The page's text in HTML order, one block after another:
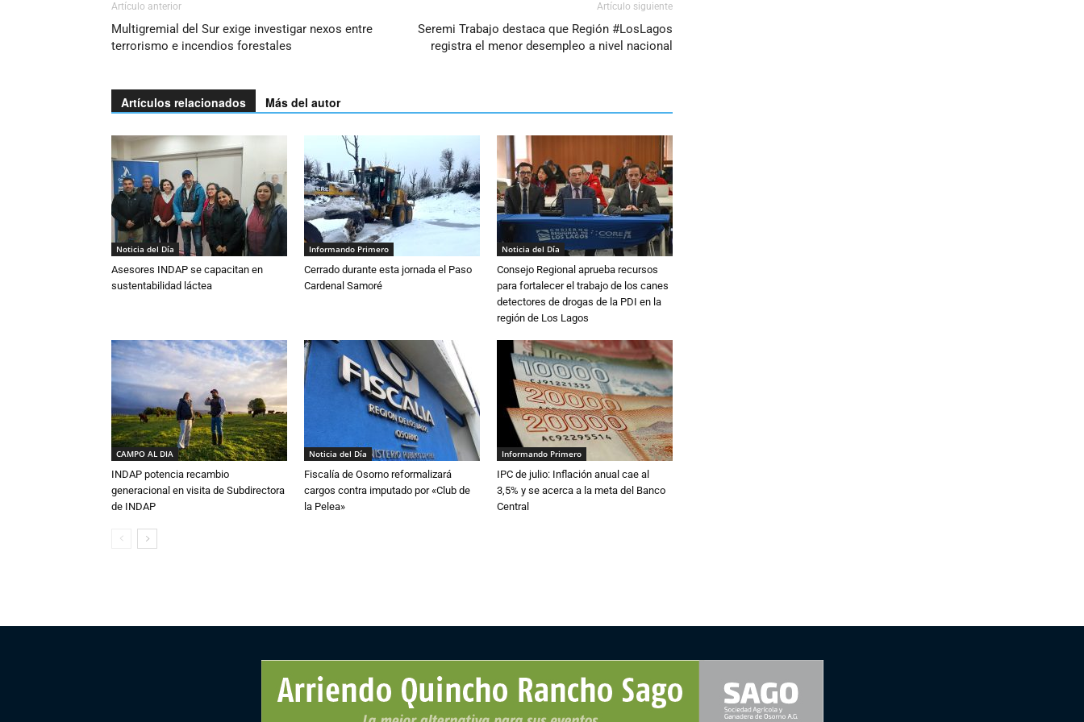
Artículo anterior
Multigremial del Sur exige investigar nexos entre
terrorismo e incendios forestales
Artículo siguiente
Seremi Trabajo destaca que Región #LosLagos
registra el menor desempleo a nivel nacional
Artículos relacionados Más del autor
Noticia del Día
Asesores INDAP se capacitan en
sustentabilidad láctea
Informando Primero
Cerrado durante esta jornada el Paso
Cardenal Samoré
Noticia del Día
Consejo Regional aprueba recursos
para fortalecer el trabajo de los canes
detectores de drogas de la PDI en la
región de Los Lagos
CAMPO AL DIA
INDAP potencia recambio
generacional en visita de Subdirectora
de INDAP
Noticia del Día
Fiscalía de Osorno reformalizará
cargos contra imputado por «Club de
la Pelea»
Informando Primero
IPC de julio: Inflación anual cae al
3,5% y se acerca a la meta del Banco
Central